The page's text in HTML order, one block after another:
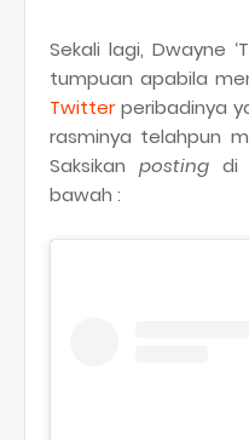
Sekali lagi, Dwayne
tumpuan apabila
Twitterperibadinya
rasminya telahpun
Saksikan posting di
bawah :